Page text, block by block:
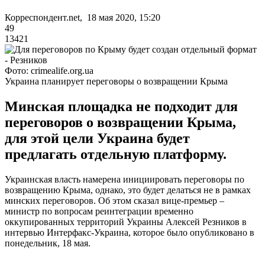
Корреспондент.net, 18 мая 2020, 15:20
49
13421
Фото: crimealife.org.ua
Украина планирует переговоры о возвращении Крыма
Минская площадка не подходит для
переговоров о возвращении Крыма,
для этой цели Украина будет
предлагать отдельную платформу.
Украинская власть намерена инициировать переговоры по
возвращению Крыма, однако, это будет делаться не в рамках
минских переговоров. Об этом сказал вице-премьер –
министр по вопросам реинтеграции временно
оккупированных территорий Украины Алексей Резников в
интервью Интерфакс-Украина, которое было опубликовано в
понедельник, 18 мая.